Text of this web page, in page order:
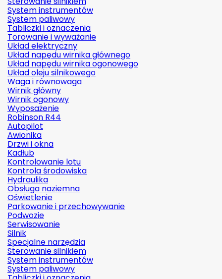
System instrumentów
System paliwowy
Tabliczki i oznaczenia
Torowanie i wyważanie
Układ elektryczny
Układ napędu wirnika głównego
Układ napędu wirnika ogonowego
Układ oleju silnikowego
Waga i równowaga
Wirnik główny
Wirnik ogonowy
Wyposażenie
Robinson R44
Autopilot
Awionika
Drzwi i okna
Kadłub
Kontrolowanie lotu
Kontrola środowiska
Hydraulika
Obsługa naziemna
Oświetlenie
Parkowanie i przechowywanie
Podwozie
Serwisowanie
Silnik
Specjalne narzędzia
Sterowanie silnikiem
System instrumentów
System paliwowy